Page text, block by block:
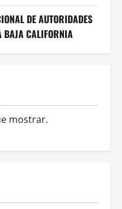
DE AUTORIDADES
BAJA CALIFORNIA
mostrar.